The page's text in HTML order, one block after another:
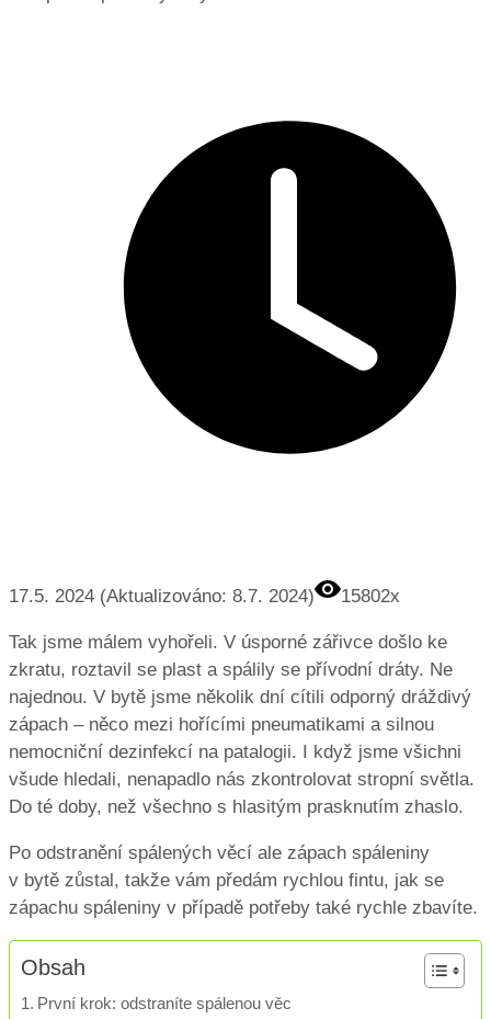
17.5. 2024 (Aktualizováno: 8.7. 2024) 15802x
Tak jsme málem vyhořeli. V úsporné zářivce došlo ke
zkratu, roztavil se plast a spálily se přívodní dráty. Ne
najednou. V bytě jsme několik dní cítili odporný dráždivý
zápach – něco mezi hořícími pneumatikami a silnou
nemocniční dezinfekcí na patalogii. I když jsme všichni
všude hledali, nenapadlo nás zkontrolovat stropní světla.
Do té doby, než všechno s hlasitým prasknutím zhaslo.
Po odstranění spálených věcí ale zápach spáleniny
v bytě zůstal, takže vám předám rychlou fintu, jak se
zápachu spáleniny v případě potřeby také rychle zbavíte.
Obsah
První krok: odstraníte spálenou věc